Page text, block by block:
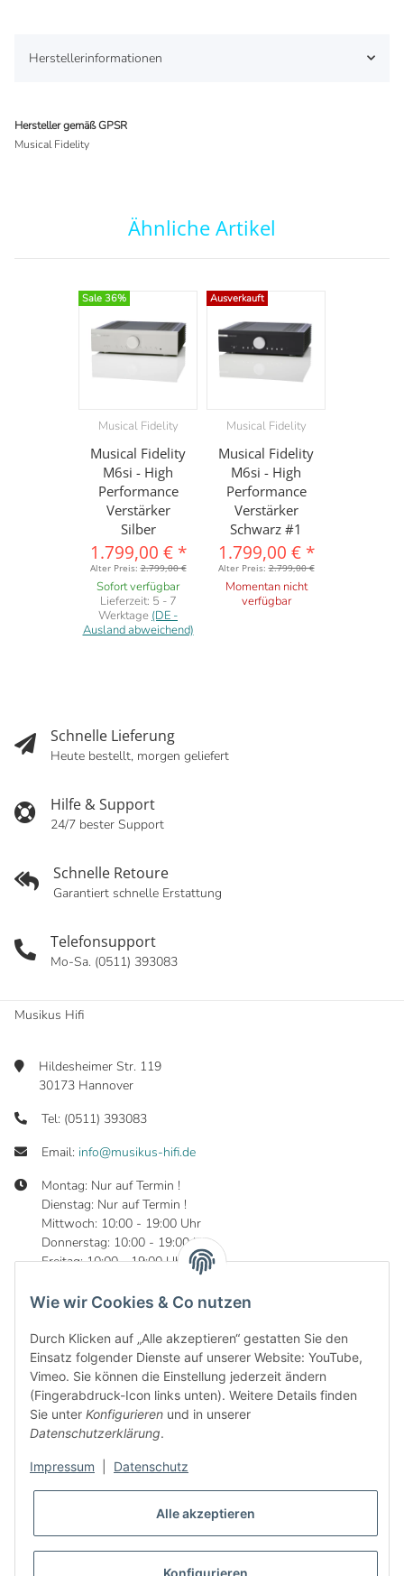
Wie wir Cookies & Co nutzen
Durch Klicken auf „Alle akzeptieren“ gestatten Sie den
Einsatz folgender Dienste auf unserer Website: YouTube,
Vimeo. Sie können die Einstellung jederzeit ändern
(Fingerabdruck-Icon links unten). Weitere Details finden
Sie unter Konfigurieren und in unserer
Datenschutzerklärung.
Impressum Datenschutz
Alle akzeptieren
Herstellerinformationen
Hersteller gemäß GPSR
Musical Fidelity
Ähnliche Artikel
Sale 36%
Musical Fidelity
Musical Fidelity
M6si - High
Performance
Verstärker
Silber
1.799,00 € *
Alter Preis:2.799,00 €
Sofort verfügbar
Lieferzeit: 5 - 7
Werktage (DE -
Ausland abweichend)
Ausverkauft
Musical Fidelity
Musical Fidelity
M6si - High
Performance
Verstärker
Schwarz #1
1.799,00 € *
Alter Preis:2.799,00 €
Momentan nicht
verfügbar
Schnelle Lieferung
Heute bestellt, morgen geliefert
Hilfe & Support
24/7 bester Support
Schnelle Retoure
Garantiert schnelle Erstattung
Telefonsupport
Mo-Sa. (0511) 393083
Musikus Hifi
Hildesheimer Str. 119
30173 Hannover
Tel: (0511) 393083
Email: info@musikus-hifi.de
Montag: Nur auf Termin !
Dienstag: Nur auf Termin !
Mittwoch: 10:00 - 19:00 Uhr
Donnerstag: 10:00 - 19:00 Uhr
Freitag: 10:00 - 19:00 Uhr
Informationen
Gesetzliche Informationen